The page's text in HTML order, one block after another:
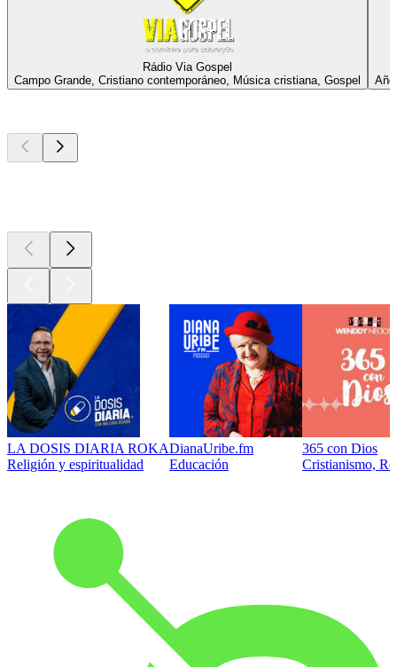
Rádio Via Gospel
Campo Grande, Cristiano contemporáneo, Música cristiana, Gospel
LA DOSIS DIARIA ROKA
Religión y espiritualidad
DianaUribe.fm
Educación
365 con Dios
Cristianismo,